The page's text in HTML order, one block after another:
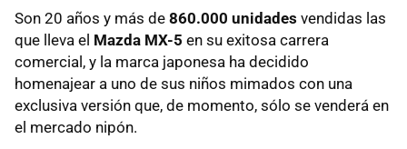
Son 20 años y más de 860.000 unidades vendidas las
que lleva el Mazda MX-5 en su exitosa carrera
comercial, y la marca japonesa ha decidido
homenajear a uno de sus niños mimados con una
exclusiva versión que, de momento, sólo se venderá en
el mercado nipón.